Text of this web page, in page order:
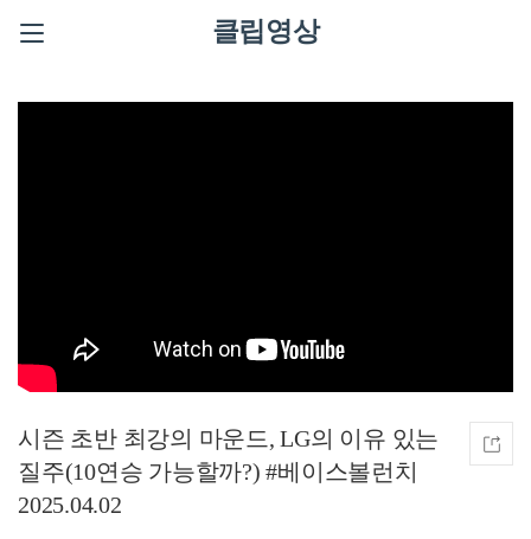
클립영상
시즌 초반 최강의 마운드, LG의 이유 있는
질주(10연승 가능할까?) #베이스볼런치
2025.04.02